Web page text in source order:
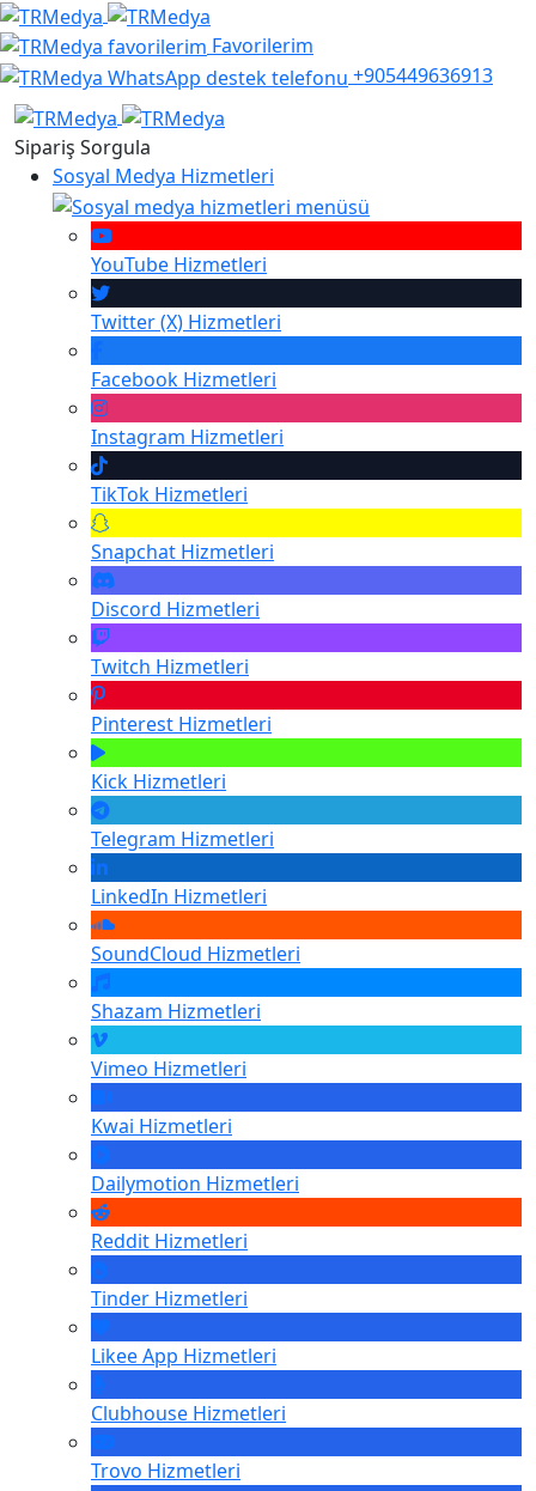
Favorilerim
+905449636913
Sipariş Sorgula
Sosyal Medya Hizmetleri
YouTube Hizmetleri
Twitter (X) Hizmetleri
Facebook Hizmetleri
Instagram Hizmetleri
TikTok Hizmetleri
Snapchat Hizmetleri
Discord Hizmetleri
Twitch Hizmetleri
Pinterest Hizmetleri
Kick Hizmetleri
Telegram Hizmetleri
LinkedIn Hizmetleri
SoundCloud Hizmetleri
Shazam Hizmetleri
Vimeo Hizmetleri
Kwai Hizmetleri
Dailymotion Hizmetleri
Reddit Hizmetleri
Tinder Hizmetleri
Likee App Hizmetleri
Clubhouse Hizmetleri
Trovo Hizmetleri